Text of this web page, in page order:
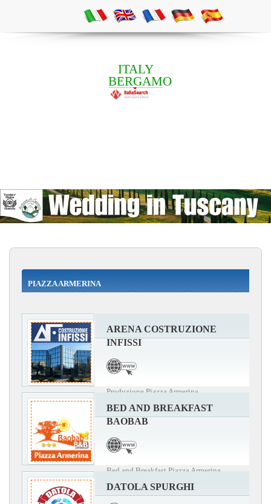
ITALY
BERGAMO
PIAZZA ARMERINA
ARENA COSTRUZIONE
INFISSI
Produzione Piazza Armerina
BED AND BREAKFAST
BAOBAB
Bed and Breakfast Piazza Armerina
DATOLA SPURGHI